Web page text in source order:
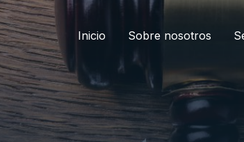
Inicio Sobre nosotros